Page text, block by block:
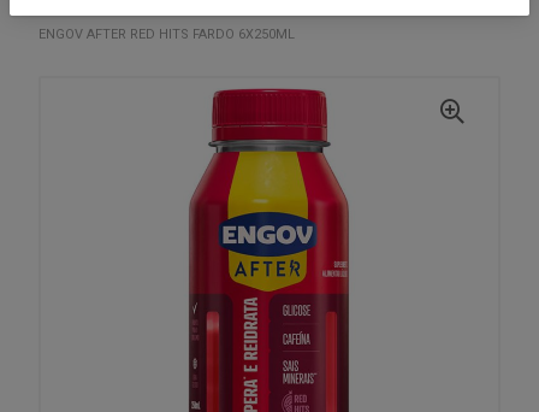
ENGOV AFTER RED HITS FARDO 6X250ML